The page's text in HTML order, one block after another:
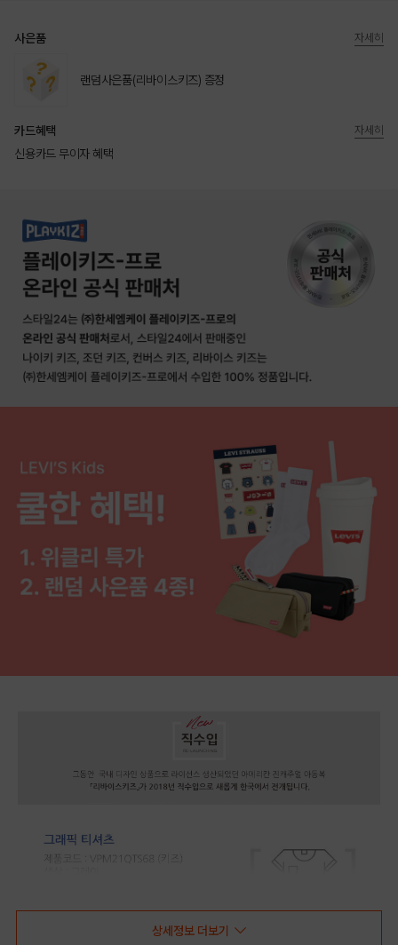
사은품
랜덤사은품(리바이스키즈) 증정
자세히
카드혜택
신용카드 무이자 혜택
자세히
상세정보 더보기